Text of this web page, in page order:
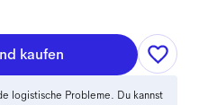
kaufen
logistische Probleme. Du kannst